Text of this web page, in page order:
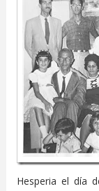
Hesperia el día